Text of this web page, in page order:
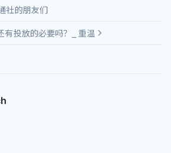
社的朋友们
有投放的必要吗？_ 重温